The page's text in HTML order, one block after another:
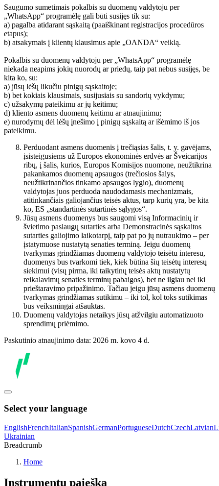
Saugumo sumetimais pokalbis su duomenų valdytoju per
„WhatsApp“ programėlę gali būti susijęs tik su:
a) pagalba atidarant sąskaitą (paaiškinant registracijos procedūros
etapus);
b) atsakymais į klientų klausimus apie „OANDA“ veiklą.
Pokalbis su duomenų valdytoju per „WhatsApp“ programėlę
niekada neapims jokių nuorodų ar priedų, taip pat nebus susijęs, be
kita ko, su:
a) jūsų lėšų likučiu pinigų sąskaitoje;
b) bet kokiais klausimais, susijusiais su sandorių vykdymu;
c) užsakymų pateikimu ar jų keitimu;
d) kliento asmens duomenų keitimu ar atnaujinimu;
e) nurodymų dėl lėšų įnešimo į pinigų sąskaitą ar išėmimo iš jos
pateikimu.
Perduodant asmens duomenis į trečiąsias šalis, t. y. gavėjams,
įsisteigusiems už Europos ekonominės erdvės ar Šveicarijos
ribų, į šalis, kurios, Europos Komisijos nuomone, neužtikrina
pakankamos duomenų apsaugos (trečiosios šalys,
neužtikrinančios tinkamo apsaugos lygio), duomenų
valdytojas juos perduoda naudodamasis mechanizmais,
atitinkančiais galiojančius teisės aktus, tarp kurių yra, be kita
ko, ES „standartinės sutartinės sąlygos“.
Jūsų asmens duomenys bus saugomi visą Informacinių ir
švietimo paslaugų sutarties arba Demonstracinės sąskaitos
sutarties galiojimo laikotarpį, taip pat po jų nutraukimo – per
įstatymuose nustatytą senaties terminą. Jeigu duomenų
tvarkymas grindžiamas duomenų valdytojo teisėtu interesu,
duomenys bus tvarkomi tiek, kiek būtina šių teisėtų interesų
siekimui (visų pirma, iki taikytinų teisės aktų nustatytų
reikalavimų senaties terminų pabaigos), bet ne ilgiau nei iki
prieštaravimo pripažinimo. Tačiau jeigu jūsų asmens duomenų
tvarkymas grindžiamas sutikimu – iki tol, kol toks sutikimas
bus veiksmingai atšauktas.
Duomenų valdytojas netaikys jūsų atžvilgiu automatizuoto
sprendimų priėmimo.
Paskutinio atnaujinimo data: 2026 m. kovo 4 d.
Select your language
EnglishFrenchItalianSpanishGermanPortugueseDutchCzechLatvian
Ukrainian
Breadcrumb
Home
Instrumentų paieška